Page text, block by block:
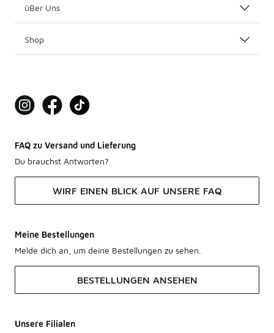
üBer Uns
Shop
FAQ zu Versand und Lieferung
Du brauchst Antworten?
WIRF EINEN BLICK AUF UNSERE FAQ
Meine Bestellungen
Melde dich an, um deine Bestellungen zu sehen.
BESTELLUNGEN ANSEHEN
Unsere Filialen